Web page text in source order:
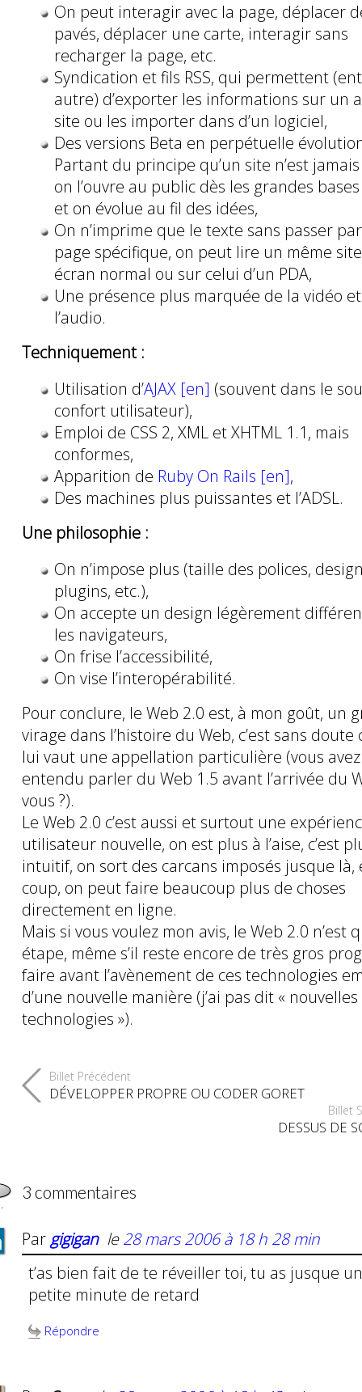
On peut interagir avec la page, déplacer
pavés, déplacer une carte, interagir sans
recharger la page, etc.
Syndication et fils RSS, qui permettent
autre) d’exporter les informations sur un
site ou les importer dans d’un logiciel,
Des versions Beta en perpétuelle
Partant du principe qu’un site n’est
on l’ouvre au public dès les grandes
et on évolue au fil des idées,
On n’imprime que le texte sans passer
page spécifique, on peut lire un même
écran normal ou sur celui d’un PDA,
Une présence plus marquée de la vidéo
l’audio.
Techniquement :
Utilisation d’AJAX [en] (souvent dans le
confort utilisateur),
Emploi de CSS 2, XML et XHTML 1.1, mais
conformes,
Apparition de Ruby On Rails [en],
Des machines plus puissantes et l’ADSL.
Une philosophie :
On n’impose plus (taille des polices,
plugins, etc.),
On accepte un design légèrement
les navigateurs,
On frise l’accessibilité,
On vise l’interopérabilité.
Pour conclure, le Web 2.0 est, à mon goût, un
virage dans l’histoire du Web, c’est sans doute
lui vaut une appellation particulière (vous avez
entendu parler du Web 1.5 avant l’arrivée du
vous ?).
Le Web 2.0 c’est aussi et surtout une
utilisateur nouvelle, on est plus à l’aise, c’est
intuitif, on sort des carcans imposés jusque là,
coup, on peut faire beaucoup plus de choses
directement en ligne.
Mais si vous voulez mon avis, le Web 2.0 n’est
étape, même s’il reste encore de très gros
faire avant l’avènement de ces technologies
d’une nouvelle manière (j’ai pas dit « nouvelles
technologies »).
Billet Précédent
DÉVELOPPER PROPRE OU CODER GORET
Billet
DESSUS DE
3 commentaires
Par gigigan le28 mars 2006 à 18 h 28 min
t’as bien fait de te réveiller toi, tu as jusque
petite minute de retard
Répondre